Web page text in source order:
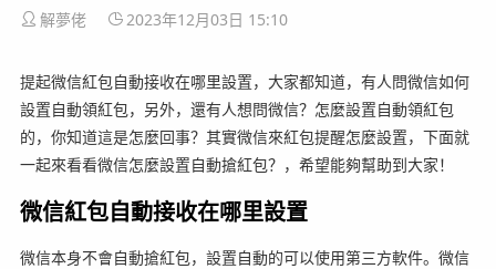
解夢佬 2023年12月03日 15:10
提起微信紅包自動接收在哪里設置，大家都知道，有人問微信如何
設置自動領紅包，另外，還有人想問微信？怎麼設置自動領紅包
的，你知道這是怎麼回事？其實微信來紅包提醒怎麼設置，下面就
一起來看看微信怎麼設置自動搶紅包？，希望能夠幫助到大家！
微信紅包自動接收在哪里設置
微信本身不會自動搶紅包，設置自動的可以使用第三方軟件。微信